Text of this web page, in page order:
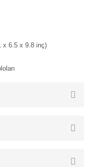
x 6.5 x 9.8 inç)